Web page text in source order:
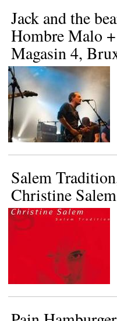
Jack and the
Hombre Malo
Magasin 4,
Salem
Christine Salem